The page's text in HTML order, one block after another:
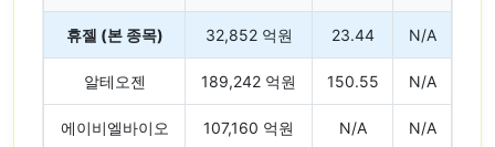
휴젤 (본 종목) 32,852 억원 23.44 N/A
알테오젠 189,242 억원 150.55 N/A
에이비엘바이오 107,160 억원 N/A N/A